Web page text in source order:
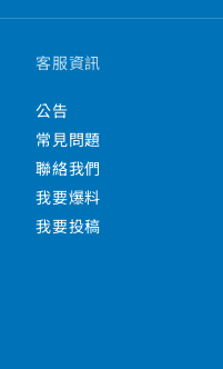
客服資訊
公告
常見問題
聯絡我們
我要爆料
我要投稿